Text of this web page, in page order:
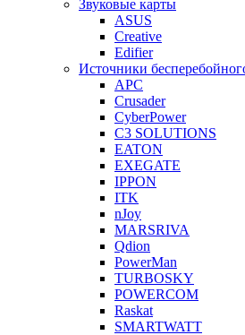
Звуковые карты
ASUS
Creative
Edifier
Источники
APC
Crusader
CyberPower
C3 SOLUTIONS
EATON
EXEGATE
IPPON
ITK
nJoy
MARSRIVA
Qdion
PowerMan
TURBOSKY
POWERCOM
Raskat
SMARTWATT